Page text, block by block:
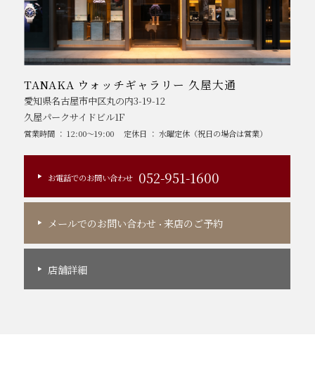
TANAKA ウォッチギャラリー 久屋大通
愛知県名古屋市中区丸の内3-19-12
久屋パークサイドビル1F
営業時間 ： 12:00～19:00 定休日 ： 水曜定休（祝日の場合は営業）
お電話でのお問い合わせ 052-951-1600
メールでのお問い合わせ ・来店のご予約
店舗詳細